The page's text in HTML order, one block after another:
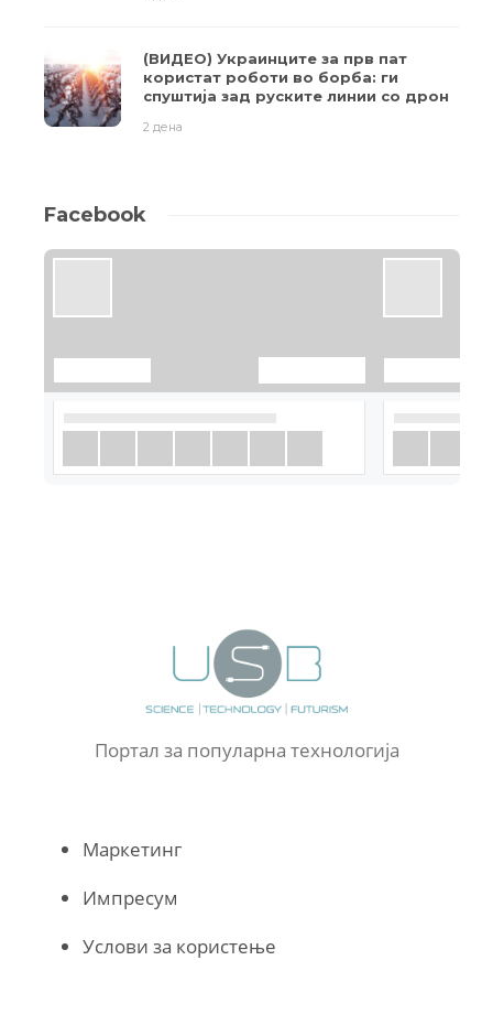
(ВИДЕО) Украинците за прв пат
користат роботи во борба: ги
спуштија зад руските линии со дрон
2 дена
Facebook
Портал за популарна технологија
Маркетинг
Импресум
Услови за користење